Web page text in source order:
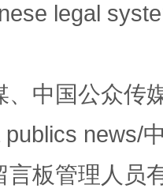
legal
、中国公众传
publics news/
言板管理人员